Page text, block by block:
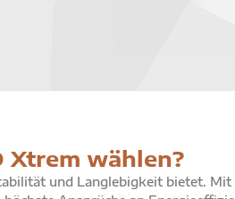
Xtrem wählen?
und Langlebigkeit bietet. Mit